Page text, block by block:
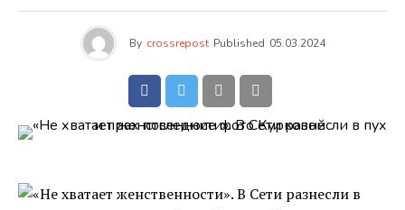
By crossrepost Published 05.03.2024